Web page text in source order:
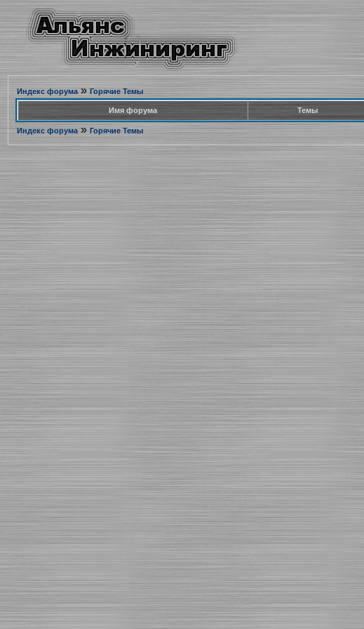
Индекс форума» Горячие Темы
Имя форума Темы
Индекс форума» Горячие Темы